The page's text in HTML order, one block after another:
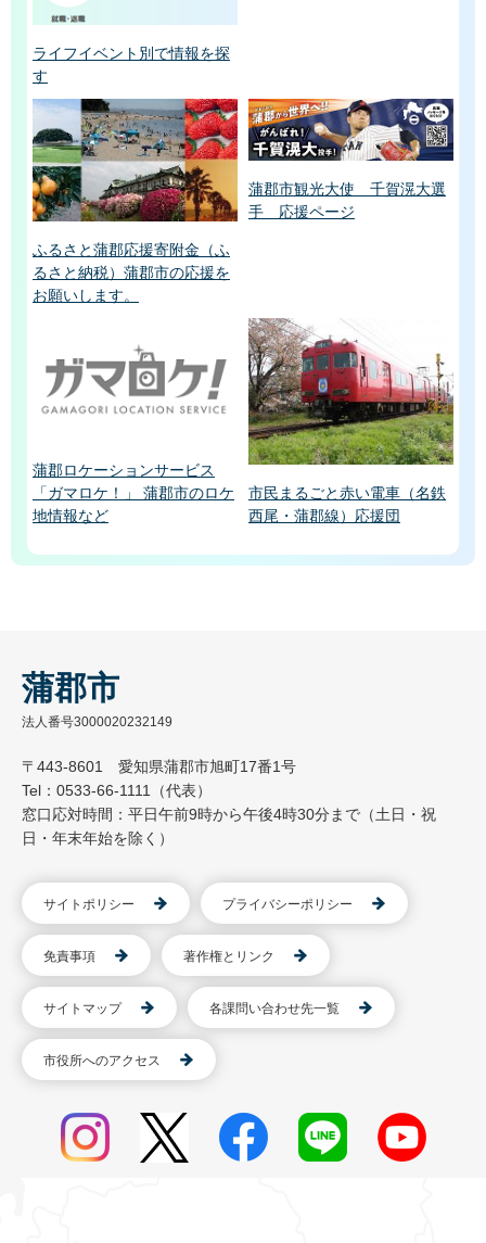
ライフイベント別で情報を探
す
ふるさと蒲郡応援寄附金（ふ
るさと納税）蒲郡市の応援を
お願いします。
蒲郡市観光大使 千賀滉大選
手 応援ページ
蒲郡ロケーションサービス
「ガマロケ！」 蒲郡市のロケ
地情報など
市民まるごと赤い電車（名鉄
西尾・蒲郡線）応援団
蒲郡市
法人番号3000020232149
〒443-8601 愛知県蒲郡市旭町17番1号
Tel：0533-66-1111（代表）
窓口応対時間：平日午前9時から午後4時30分まで（土日・祝
日・年末年始を除く）
サイトポリシー プライバシーポリシー
免責事項 著作権とリンク
サイトマップ 各課問い合わせ先一覧
市役所へのアクセス